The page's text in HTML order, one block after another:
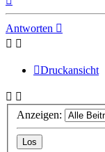
Antworten
Druckansicht
Anzeigen: